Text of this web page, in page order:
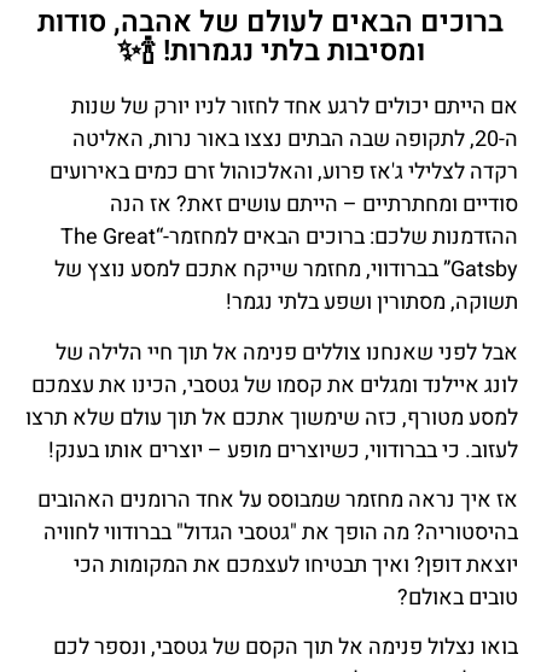
ברוכים הבאים לעולם של אהבה, סודות
ומסיבות בלתי נגמרות! 🍾✨
אם הייתם יכולים לרגע אחד לחזור לניו יורק של שנות
ה-20, לתקופה שבה הבתים נצצו באור נרות, האליטה
רקדה לצלילי ג'אז פרוע, והאלכוהול זרם כמים באירועים
סודיים ומחתרתיים – הייתם עושים זאת? אז הנה
ההזדמנות שלכם: ברוכים הבאים למחזמר-“The Great
Gatsby” בברודווי, מחזמר שייקח אתכם למסע נוצץ של
תשוקה, מסתורין ושפע בלתי נגמר!
אבל לפני שאנחנו צוללים פנימה אל תוך חיי הלילה של
לונג איילנד ומגלים את קסמו של גטסבי, הכינו את עצמכם
למסע מטורף, כזה שימשוך אתכם אל תוך עולם שלא תרצו
לעזוב. כי בברודווי, כשיוצרים מופע – יוצרים אותו בענק!
אז איך נראה מחזמר שמבוסס על אחד הרומנים האהובים
בהיסטוריה? מה הופך את "גטסבי הגדול" בברודווי לחוויה
יוצאת דופן? ואיך תבטיחו לעצמכם את המקומות הכי
טובים באולם?
בואו נצלול פנימה אל תוך הקסם של גטסבי, ונספר לכם